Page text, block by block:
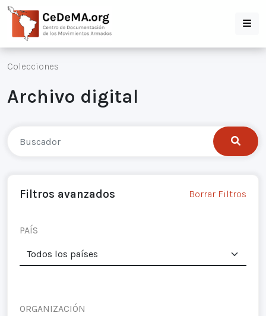
Colecciones
Archivo digital
Filtros avanzados Borrar Filtros
PAÍS
ORGANIZACIÓN